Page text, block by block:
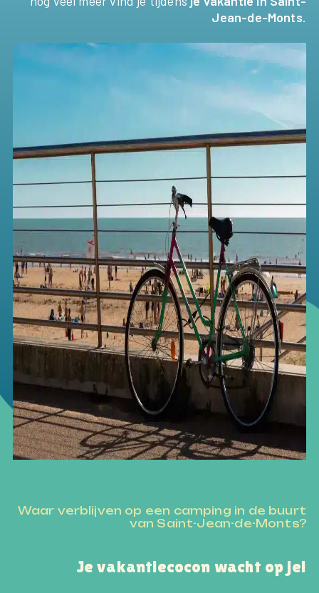
Jean-de-Monts.
Waar verblijven op een camping in de buurt
van Saint-Jean-de-Monts?
Je vakantiecocon wacht op je!